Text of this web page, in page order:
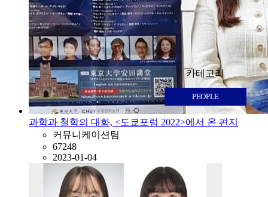
카테고리
PEOPLE
과학과 철학의 대화, <도쿄포럼 2022>에서 온 편지
커뮤니케이션팀
67248
2023-01-04